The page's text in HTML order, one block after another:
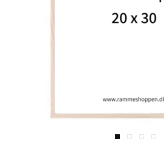
View larger
ViewView